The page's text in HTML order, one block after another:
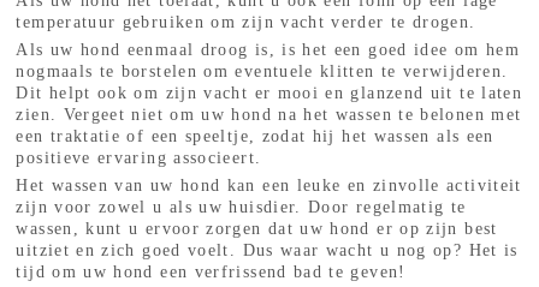
temperatuur gebruiken om zijn vacht verder te drogen.
Als uw hond eenmaal droog is, is het een goed idee om hem
nogmaals te borstelen om eventuele klitten te verwijderen.
Dit helpt ook om zijn vacht er mooi en glanzend uit te laten
zien. Vergeet niet om uw hond na het wassen te belonen met
een traktatie of een speeltje, zodat hij het wassen als een
positieve ervaring associeert.
Het wassen van uw hond kan een leuke en zinvolle activiteit
zijn voor zowel u als uw huisdier. Door regelmatig te
wassen, kunt u ervoor zorgen dat uw hond er op zijn best
uitziet en zich goed voelt. Dus waar wacht u nog op? Het is
tijd om uw hond een verfrissend bad te geven!